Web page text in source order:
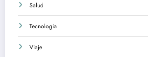
Salud
Tecnologia
Viaje